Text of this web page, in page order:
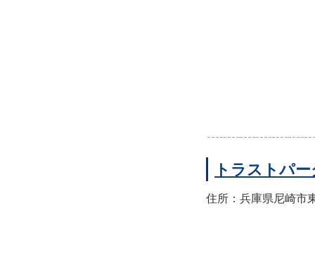
トラストパ
住所：兵庫県尼崎市